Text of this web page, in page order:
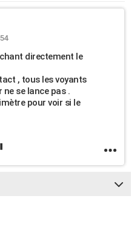
directement le
, tous les voyants
se lance pas .
pour voir si le